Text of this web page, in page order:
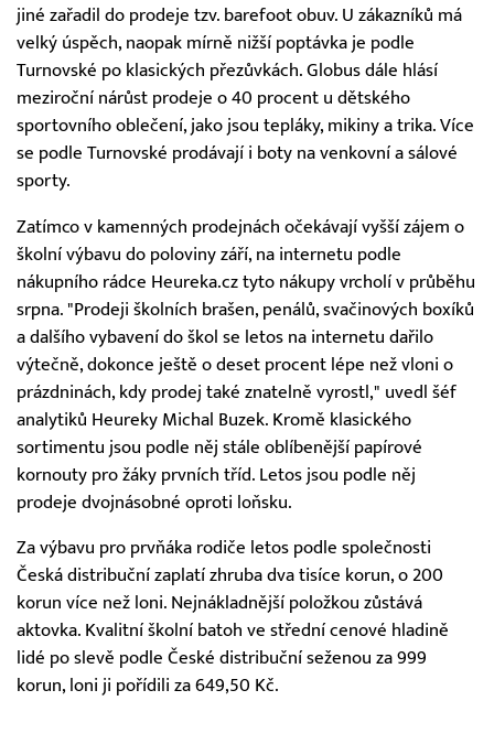
jiné zařadil do prodeje tzv. barefoot obuv. U zákazníků má
velký úspěch, naopak mírně nižší poptávka je podle
Turnovské po klasických přezůvkách. Globus dále hlásí
meziroční nárůst prodeje o 40 procent u dětského
sportovního oblečení, jako jsou tepláky, mikiny a trika. Více
se podle Turnovské prodávají i boty na venkovní a sálové
sporty.
Zatímco v kamenných prodejnách očekávají vyšší zájem o
školní výbavu do poloviny září, na internetu podle
nákupního rádce Heureka.cz tyto nákupy vrcholí v průběhu
srpna. "Prodeji školních brašen, penálů, svačinových boxíků
a dalšího vybavení do škol se letos na internetu dařilo
výtečně, dokonce ještě o deset procent lépe než vloni o
prázdninách, kdy prodej také znatelně vyrostl," uvedl šéf
analytiků Heureky Michal Buzek. Kromě klasického
sortimentu jsou podle něj stále oblíbenější papírové
kornouty pro žáky prvních tříd. Letos jsou podle něj
prodeje dvojnásobné oproti loňsku.
Za výbavu pro prvňáka rodiče letos podle společnosti
Česká distribuční zaplatí zhruba dva tisíce korun, o 200
korun více než loni. Nejnákladnější položkou zůstává
aktovka. Kvalitní školní batoh ve střední cenové hladině
lidé po slevě podle České distribuční seženou za 999
korun, loni ji pořídili za 649,50 Kč.